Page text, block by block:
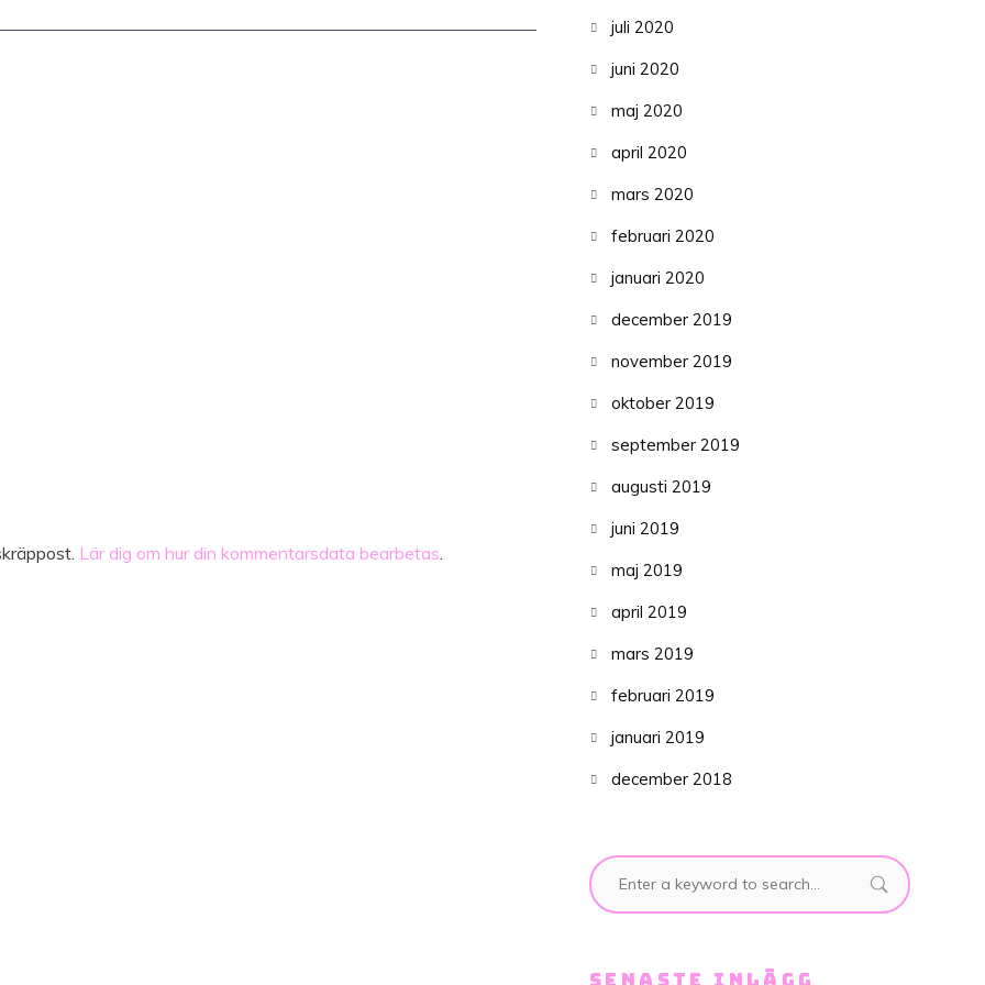
Lär dig om hur din kommentarsdata bearbetas.
juli 2020
juni 2020
maj 2020
april 2020
mars 2020
februari 2020
januari 2020
december 2019
november 2019
oktober 2019
september 2019
augusti 2019
juni 2019
maj 2019
april 2019
mars 2019
februari 2019
januari 2019
december 2018